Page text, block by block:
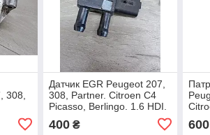
308,
HDI.
Датчик EGR Peugeot 207,
308, Partner. Citroen C4
Picasso, Berlingo. 1.6 HDI.
400₴ 600